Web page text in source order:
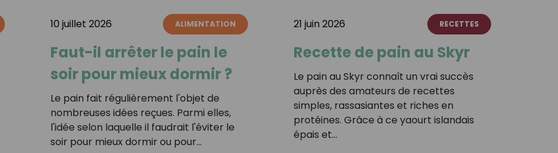
10 juillet 2026 ALIMENTATION
Faut-il arrêter le pain le
soir pour mieux dormir ?
Le pain fait régulièrement l'objet de
nombreuses idées reçues. Parmi elles,
l'idée selon laquelle il faudrait l'éviter le
soir pour mieux dormir ou pour…
21 juin 2026 RECETTES
Recette de pain au Skyr
Le pain au Skyr connaît un vrai succès
auprès des amateurs de recettes
simples, rassasiantes et riches en
protéines. Grâce à ce yaourt islandais
épais et…